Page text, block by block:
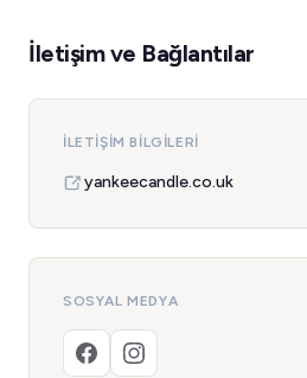
İletişim ve Bağlantılar
İLETIŞIM BILGILERI
yankeecandle.co.uk
SOSYAL MEDYA